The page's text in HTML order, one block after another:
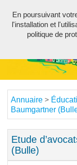
Annuaire >
Baumgartner
Etude
(Bulle)
En poursuivant
l'installation et
politique de